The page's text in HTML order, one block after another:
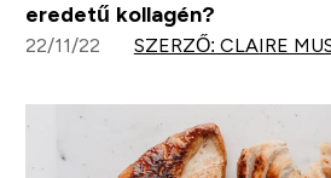
eredetű kollagén?
22/11/22 SZERZŐ: CLAIRE